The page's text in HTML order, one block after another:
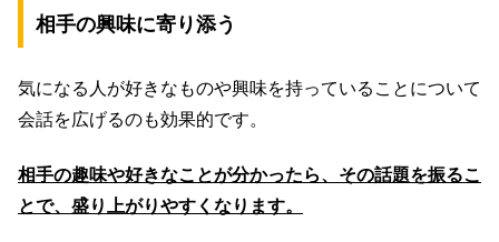
相手の興味に寄り添う
気になる人が好きなものや興味を持っていることについて
会話を広げるのも効果的です。
相手の趣味や好きなことが分かったら、その話題を振るこ
とで、盛り上がりやすくなります。